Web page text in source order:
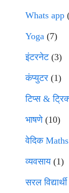
Whats app
Yoga (7)
इंटरनेट(3)
कंप्युटर (1)
टिप्स &
भाषणे(10)
वेदिक Maths
व्यवसाय(1)
सरल विद्यार्थी